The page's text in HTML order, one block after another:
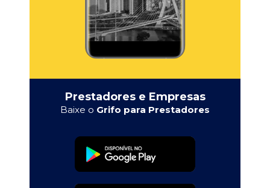
Prestadores e Empresas
Baixe o Grifo para Prestadores